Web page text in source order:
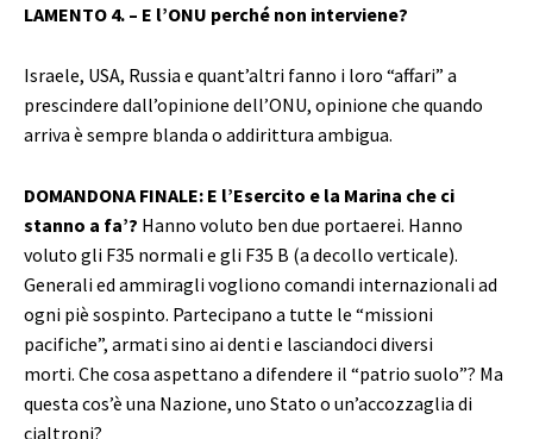
LAMENTO 4. – E l’ONU perché non interviene?
Israele, USA, Russia e quant’altri fanno i loro “affari” a
prescindere dall’opinione dell’ONU, opinione che quando
arriva è sempre blanda o addirittura ambigua.
DOMANDONA FINALE: E l’Esercito e la Marina che ci
stanno a fa’? Hanno voluto ben due portaerei. Hanno
voluto gli F35 normali e gli F35 B (a decollo verticale).
Generali ed ammiragli vogliono comandi internazionali ad
ogni piè sospinto. Partecipano a tutte le “missioni
pacifiche”, armati sino ai denti e lasciandoci diversi
morti. Che cosa aspettano a difendere il “patrio suolo”? Ma
questa cos’è una Nazione, uno Stato o un’accozzaglia di
cialtroni?